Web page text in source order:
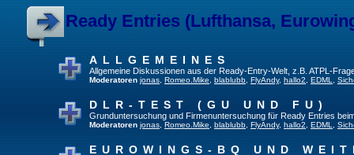
Ready Entries (Lufthansa,
ALLGEMEINES
Allgemeine Diskussionen aus der Ready-Entry-Welt, z.B. ATPL-
Moderatoren jonas Romeo.Mike blablubb FlyAndy, hallo2 EDML
DLR-TEST (GU UND FU)
Grunduntersuchung und Firmenuntersuchung für Ready Entries
Moderatoren jonas Romeo.Mike blablubb FlyAndy, hallo2 EDML
EUROWINGS-BQ UND